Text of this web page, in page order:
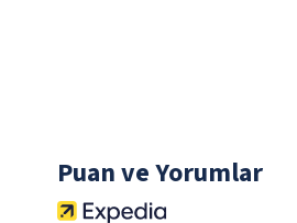
Puan ve Yorumlar